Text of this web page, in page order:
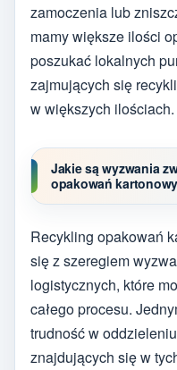
zamoczenia lub
mamy większe ilości
poszukać lokalnych
zajmujących się
w większych ilościach.
Jakie są wyzwania
opakowań
Recykling opakowań
się z szeregiem
logistycznych, które
całego procesu.
trudność w
znajdujących się w